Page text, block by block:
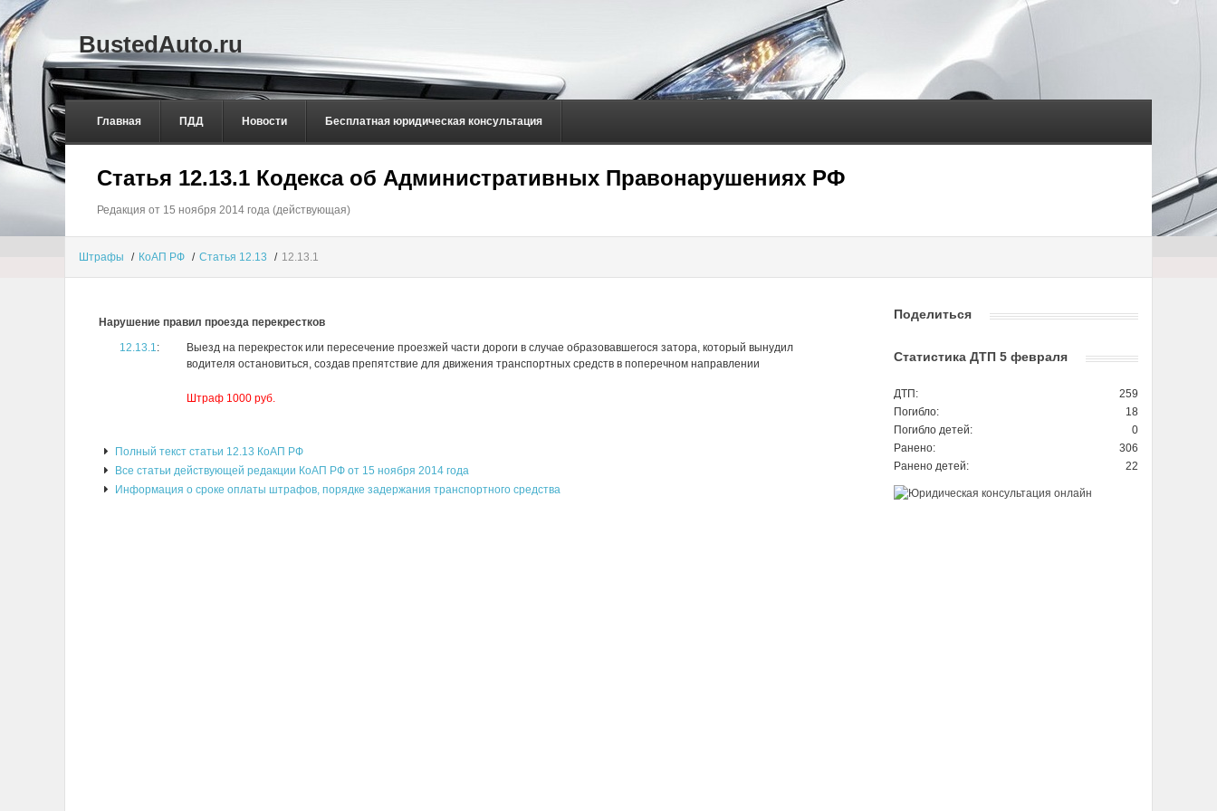
BustedAuto.ru
Главная ПДД Новости Бесплатная юридическая консультация
Статья 12.13.1 Кодекса об Административных Правонарушениях РФ
Редакция от 15 ноября 2014 года (действующая)
Штрафы / КоАП РФ / Статья 12.13 / 12.13.1
Нарушение правил проезда перекрестков
12.13.1:
Выезд на перекресток или пересечение проезжей части дороги в случае образовавшегося затора, который вынудил
водителя остановиться, создав препятствие для движения транспортных средств в поперечном направлении
Штраф 1000 руб.
Полный текст статьи 12.13 КоАП РФ
Все статьи действующей редакции КоАП РФ от 15 ноября 2014 года
Информация о сроке оплаты штрафов, порядке задержания транспортного средства
Поделиться
Статистика ДТП 5 февраля
ДТП:
259
Погибло:
18
Погибло детей:
0
Ранено:
306
Ранено детей:
22